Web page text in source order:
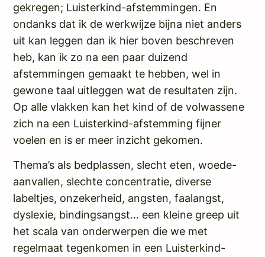
gekregen; Luisterkind-afstemmingen. En
ondanks dat ik de werkwijze bijna niet anders
uit kan leggen dan ik hier boven beschreven
heb, kan ik zo na een paar duizend
afstemmingen gemaakt te hebben, wel in
gewone taal uitleggen wat de resultaten zijn.
Op alle vlakken kan het kind of de volwassene
zich na een Luisterkind-afstemming fijner
voelen en is er meer inzicht gekomen.
Thema’s als bedplassen, slecht eten, woede-
aanvallen, slechte concentratie, diverse
labeltjes, onzekerheid, angsten, faalangst,
dyslexie, bindingsangst… een kleine greep uit
het scala van onderwerpen die we met
regelmaat tegenkomen in een Luisterkind-